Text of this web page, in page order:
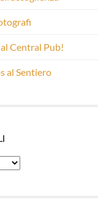
Central Pub!
al Sentiero